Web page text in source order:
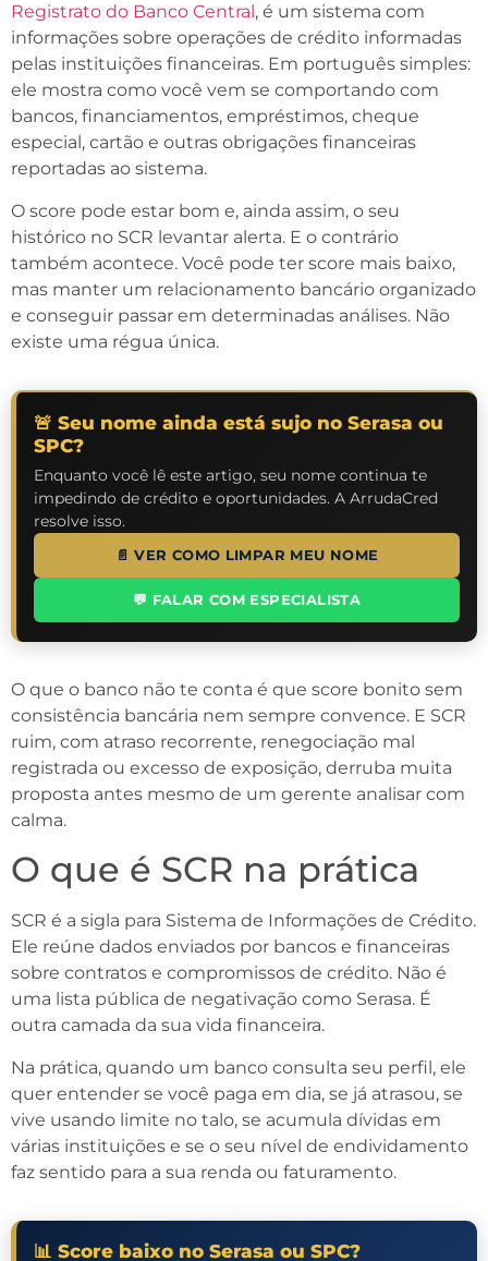
Registrato do Banco Central , é um sistema com
informações sobre operações de crédito informadas
pelas instituições financeiras. Em português simples:
ele mostra como você vem se comportando com
bancos, financiamentos, empréstimos, cheque
especial, cartão e outras obrigações financeiras
reportadas ao sistema.
O score pode estar bom e, ainda assim, o seu
histórico no SCR levantar alerta. E o contrário
também acontece. Você pode ter score mais baixo,
mas manter um relacionamento bancário organizado
e conseguir passar em determinadas análises. Não
existe uma régua única.
🚨 Seu nome ainda está sujo no Serasa ou
SPC?
Enquanto você lê este artigo, seu nome continua te
impedindo de crédito e oportunidades. A ArrudaCred
resolve isso.
📄 VER COMO LIMPAR MEU NOME
💬 FALAR COM ESPECIALISTA
O que o banco não te conta é que score bonito sem
consistência bancária nem sempre convence. E SCR
ruim, com atraso recorrente, renegociação mal
registrada ou excesso de exposição, derruba muita
proposta antes mesmo de um gerente analisar com
calma.
O que é SCR na prática
SCR é a sigla para Sistema de Informações de Crédito.
Ele reúne dados enviados por bancos e financeiras
sobre contratos e compromissos de crédito. Não é
uma lista pública de negativação como Serasa. É
outra camada da sua vida financeira.
Na prática, quando um banco consulta seu perfil, ele
quer entender se você paga em dia, se já atrasou, se
vive usando limite no talo, se acumula dívidas em
várias instituições e se o seu nível de endividamento
faz sentido para a sua renda ou faturamento.
📊 Score baixo no Serasa ou SPC?